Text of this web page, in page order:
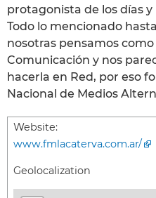
protagonista de los días y
Todo lo mencionado
nosotras pensamos
Comunicación y nos
hacerla en Red, por eso
Nacional de Medios
Website:
www.fmlacaterva.com.ar/
Geolocalization